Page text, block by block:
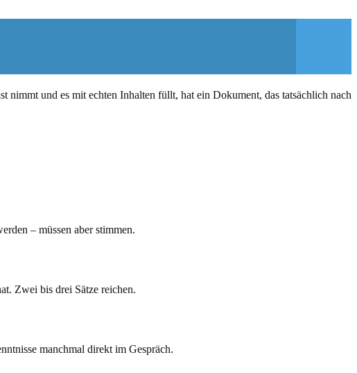
nimmt und es mit echten Inhalten füllt, hat ein Dokument, das tatsächlich nach
– müssen aber stimmen.
Zwei bis drei Sätze reichen.
manchmal direkt im Gespräch.